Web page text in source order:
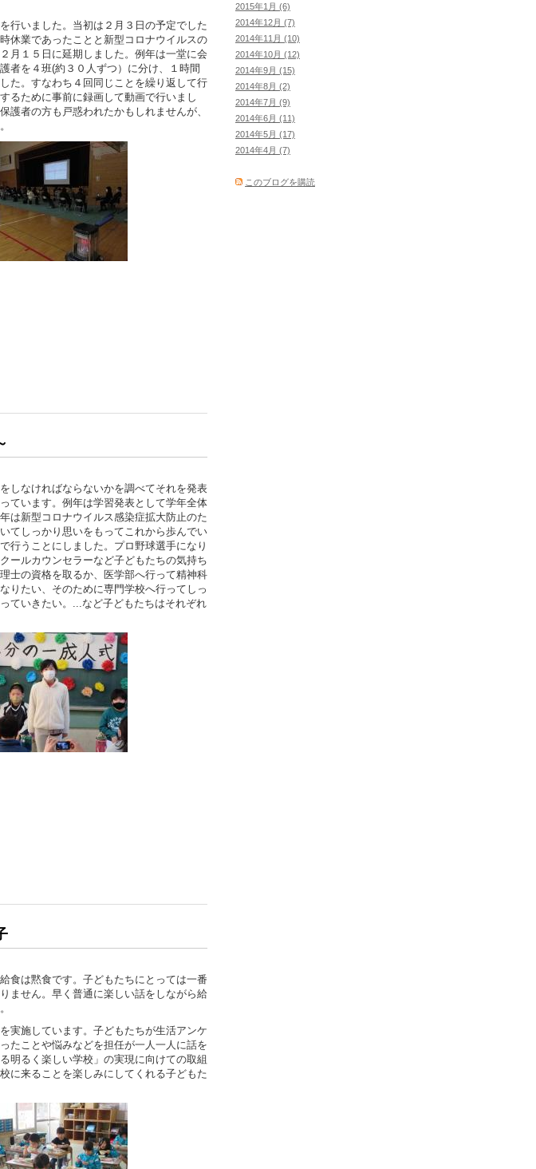
行いました。当初は２月３日の予定でした
休業であったことと新型コロナウイルスの
月１５日に延期しました。例年は一堂に会
者を４班(約３０人ずつ）に分け、１時間
た。すなわち４回同じことを繰り返して行
るために事前に録画して動画で行いまし
護者の方も戸惑われたかもしれませんが、
しなければならないかを調べてそれを発表
ています。例年は学習発表として学年全体
は新型コロナウイルス感染症拡大防止のた
てしっかり思いをもってこれから歩んでい
行うことにしました。プロ野球選手になり
ールカウンセラーなど子どもたちの気持ち
士の資格を取るか、医学部へ行って精神科
りたい、そのために専門学校へ行ってしっ
ていきたい。...など子どもたちはそれぞれ
食は黙食です。子どもたちにとっては一番
ません。早く普通に楽しい話をしながら給
実施しています。子どもたちが生活アンケ
たことや悩みなどを担任が一人一人に話を
明るく楽しい学校」の実現に向けての取組
に来ることを楽しみにしてくれる子どもた
2015年1月 (6)
2014年12月 (7)
2014年11月 (10)
2014年10月 (12)
2014年9月 (15)
2014年8月 (2)
2014年7月 (9)
2014年6月 (11)
2014年5月 (17)
2014年4月 (7)
このブログを購読